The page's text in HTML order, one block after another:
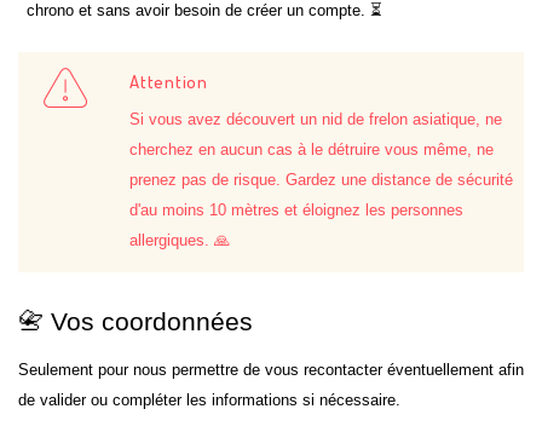
chrono et sans avoir besoin de créer un compte. ⏳
Attention
Si vous avez découvert un nid de frelon asiatique, ne
cherchez en aucun cas à le détruire vous même, ne
prenez pas de risque. Gardez une distance de sécurité
d'au moins 10 mètres et éloignez les personnes
allergiques. 🙏
📇 Vos coordonnées
Seulement pour nous permettre de vous recontacter éventuellement afin
de valider ou compléter les informations si nécessaire.